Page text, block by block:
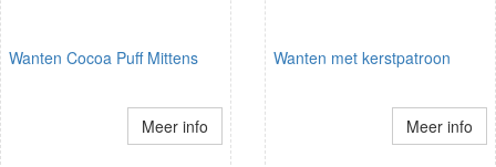
Wanten Cocoa Puff Mittens
Meer info
Wanten met kerstpatroon
Meer info